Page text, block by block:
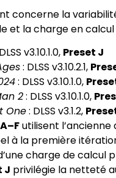
concerne la
et la charge en calcul
v3.10.1.0, Preset J
: DLSS v3.10.2.1,
: DLSS v3.10.1.0,
2: DLSS v3.10.1.0,
One: DLSS v3.1.2,
A–Futilisent
à la première
charge de calcul
J privilégie la netteté